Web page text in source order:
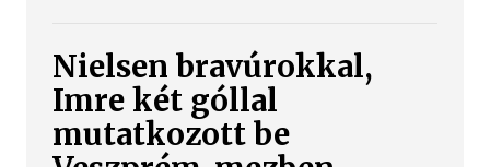
Nielsen bravúrokkal,
Imre két góllal
mutatkozott be